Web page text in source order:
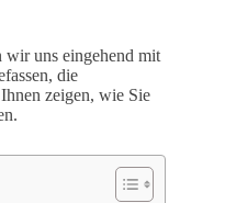
wir uns eingehend mit
die
zeigen, wie Sie